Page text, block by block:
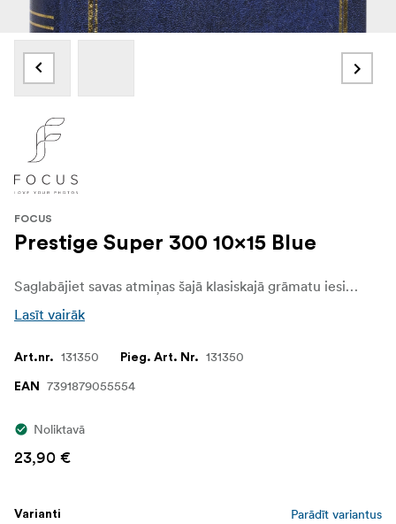
FOCUS
Prestige Super 300 10x15 Blue
Saglabājiet savas atmiņas šajā klasiskajā grāmatu iesietajā fotoalbumā ar vienkāršu, bet elegantu vāku no mākslīgās ādas ar smalkiem zelta elementiem. Albumam ir īpaši izturīgi vāki, kas nodrošina ilgstošu lietošanu, un tajā ir kabatas līdz 300 fotogrāfijām izmērā līdz 10x15 cm..
Lasīt vairāk
Art.nr. 131350 Pieg. Art. Nr. 131350
EAN 7391879055554
Noliktavā
23,90 €
Varianti Parādīt variantus